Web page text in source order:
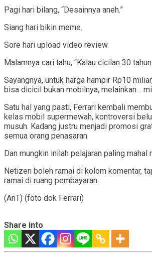
Pagi hari bilang, “Desainnya aneh.”
Siang hari bikin meme.
Sore hari upload video review.
Malamnya cari tahu, “Kalau cicilan 30
Sayangnya, untuk harga hampir Rp10
bisa dicicil bukan mobilnya, melainkan…
Satu hal yang pasti, Ferrari kembali
kelas mobil supermewah, kontroversi
musuh. Kadang justru menjadi promosi
semua orang penasaran.
Dan mungkin inilah pelajaran paling mahal
Netizen boleh ramai di kolom komentar,
ramai di ruang pembayaran.
(AnT) (foto dok Ferrari)
Share into